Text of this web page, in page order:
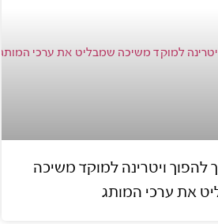
להפוך ויטרינה למוקד משיכה
את ערכי המותג